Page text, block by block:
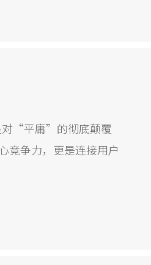
对“平庸”的彻底颠覆
竞争力，更是连接用户